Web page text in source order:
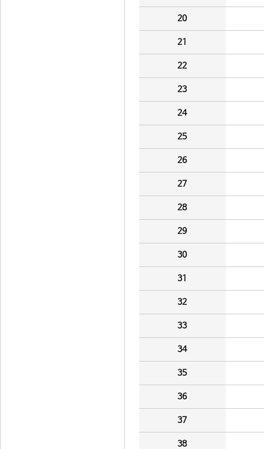
20
21
22
23
24
25
26
27
28
29
30
31
32
33
34
35
36
37
38